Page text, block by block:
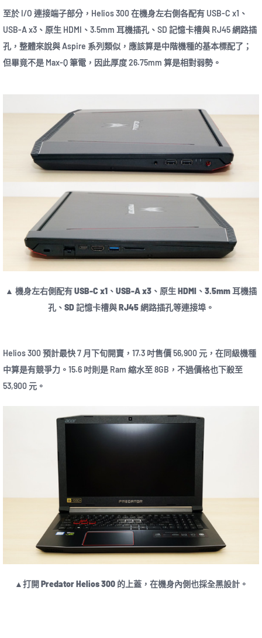
至於 I/O 連接端子部分，Helios 300 在機身左右側各配有 USB-C x1、
USB-A x3、原生 HDMI、3.5mm 耳機插孔、SD 記憶卡槽與 RJ45 網路插
孔，整體來說與 Aspire 系列類似，應該算是中階機種的基本標配了；
但畢竟不是 Max-Q 筆電，因此厚度 26.75mm 算是相對弱勢。
▲ 機身左右側配有 USB-C x1、USB-A x3、原生 HDMI、3.5mm 耳機插
孔、SD 記憶卡槽與 RJ45 網路插孔等連接埠。
Helios 300 預計最快 7 月下旬開賣，17.3 吋售價 56,900 元，在同級機種
中算是有競爭力。15.6 吋則是 Ram 縮水至 8GB，不過價格也下殺至
53,900 元。
▲打開 Predator Helios 300 的上蓋，在機身內側也採全黑設計。